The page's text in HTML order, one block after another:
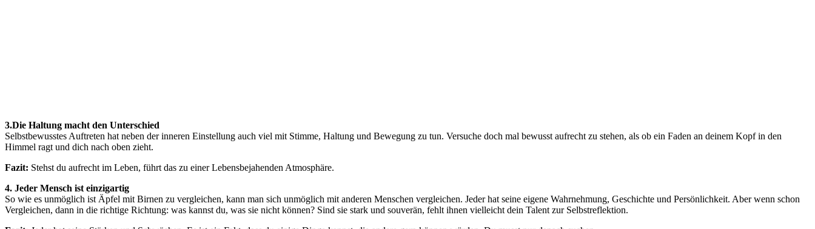
3.Die Haltung macht den Unterschied
Selbstbewusstes Auftreten hat neben der inneren Einstellung auch viel mit Stimme, Haltung und Bewegung zu tun. Versuche doch mal bewusst aufrecht zu stehen, als ob ein Faden an deinem Kopf in den
Himmel ragt und dich nach oben zieht.
Fazit: Stehst du aufrecht im Leben, führt das zu einer Lebensbejahenden Atmosphäre.
4. Jeder Mensch ist einzigartig
So wie es unmöglich ist Äpfel mit Birnen zu vergleichen, kann man sich unmöglich mit anderen Menschen vergleichen. Jeder hat seine eigene Wahrnehmung, Geschichte und Persönlichkeit. Aber wenn schon
Vergleichen, dann in die richtige Richtung: was kannst du, was sie nicht können? Sind sie stark und souverän, fehlt ihnen vielleicht dein Talent zur Selbstreflektion.